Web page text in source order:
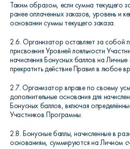
Таким образом, если сумма текущего
ранее оплаченных заказов, уровень и
основании суммы текущего заказа.
2.6. Организатор оставляет за собой
присвоения Уровней лояльности
начисления Бонусных баллов на
прекратить действие Правил в любое
2.7. Организатор вправе по своему
дополнительные основания для
Бонусных баллов, включая
Участников Программы.
2.8. Бонусные баллы, начисленные в
основаниям, суммируются на Личном